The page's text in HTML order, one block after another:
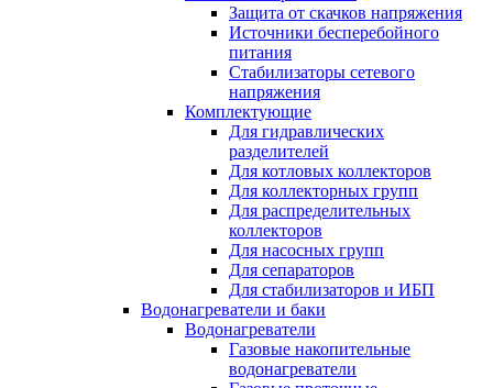
Защита от скачков напряжения
Источники бесперебойного
питания
Стабилизаторы сетевого
напряжения
Комплектующие
Для гидравлических
разделителей
Для котловых коллекторов
Для коллекторных групп
Для распределительных
коллекторов
Для насосных групп
Для сепараторов
Для стабилизаторов и ИБП
Водонагреватели и баки
Водонагреватели
Газовые накопительные
водонагреватели